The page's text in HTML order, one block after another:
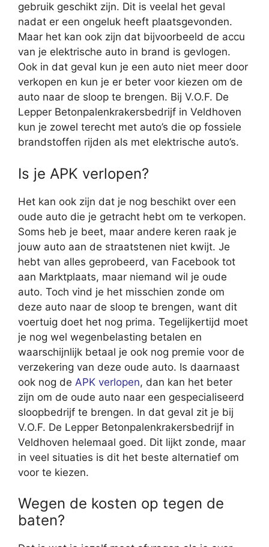
gebruik geschikt zijn. Dit is veelal het geval
nadat er een ongeluk heeft plaatsgevonden.
Maar het kan ook zijn dat bijvoorbeeld de accu
van je elektrische auto in brand is gevlogen.
Ook in dat geval kun je een auto niet meer door
verkopen en kun je er beter voor kiezen om de
auto naar de sloop te brengen. Bij V.O.F. De
Lepper Betonpalenkrakersbedrijf in Veldhoven
kun je zowel terecht met auto’s die op fossiele
brandstoffen rijden als met elektrische auto’s.
Is je APK verlopen?
Het kan ook zijn dat je nog beschikt over een
oude auto die je getracht hebt om te verkopen.
Soms heb je beet, maar andere keren raak je
jouw auto aan de straatstenen niet kwijt. Je
hebt van alles geprobeerd, van Facebook tot
aan Marktplaats, maar niemand wil je oude
auto. Toch vind je het misschien zonde om
deze auto naar de sloop te brengen, want dit
voertuig doet het nog prima. Tegelijkertijd moet
je nog wel wegenbelasting betalen en
waarschijnlijk betaal je ook nog premie voor de
verzekering van deze oude auto. Is daarnaast
ook nog de APK verlopen, dan kan het beter
zijn om de oude auto naar een gespecialiseerd
sloopbedrijf te brengen. In dat geval zit je bij
V.O.F. De Lepper Betonpalenkrakersbedrijf in
Veldhoven helemaal goed. Dit lijkt zonde, maar
in veel situaties is dit het beste alternatief om
voor te kiezen.
Wegen de kosten op tegen de
baten?